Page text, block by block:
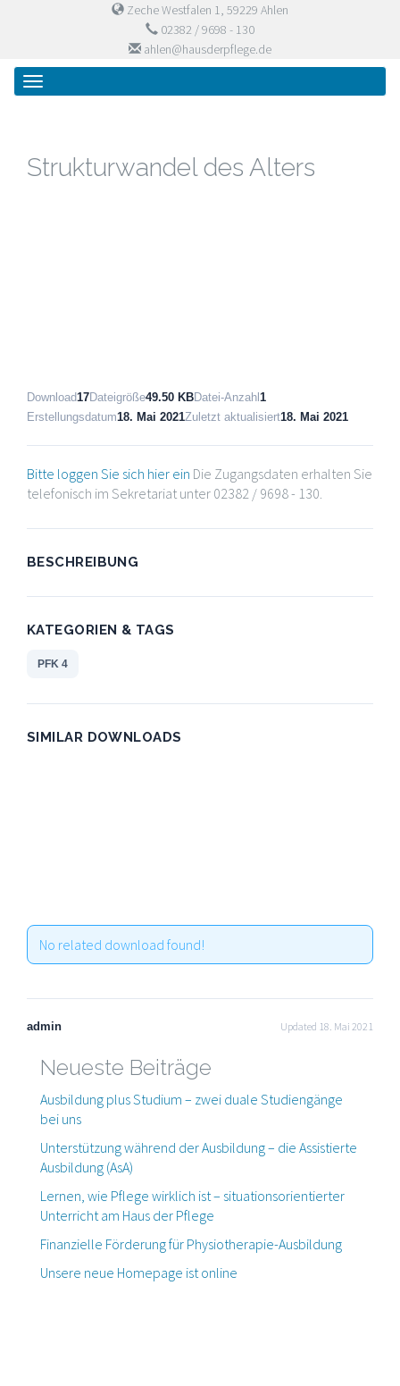
Zeche Westfalen 1, 59229 Ahlen
02382 / 9698 - 130
ahlen@hausderpflege.de
Primary
Menu
Skip
Haus der Pflege
Strukturwandel des Alters
Download17Dateigröße49.50 KBDatei-Anzahl 1
Erstellungsdatum18. Mai 2021Zuletzt aktualisiert18. Mai 2021
Bitte loggen Sie sich hier ein Die Zugangsdaten erhalten Sie
telefonisch im Sekretariat unter 02382 / 9698 - 130.
BESCHREIBUNG
KATEGORIEN & TAGS
PFK 4
SIMILAR DOWNLOADS
No related download found!
admin Updated 18. Mai 2021
Neueste Beiträge
Ausbildung plus Studium – zwei duale Studiengänge
bei uns
Unterstützung während der Ausbildung – die Assistierte
Ausbildung (AsA)
Lernen, wie Pflege wirklich ist – situationsorientierter
Unterricht am Haus der Pflege
Finanzielle Förderung für Physiotherapie-Ausbildung
Unsere neue Homepage ist online